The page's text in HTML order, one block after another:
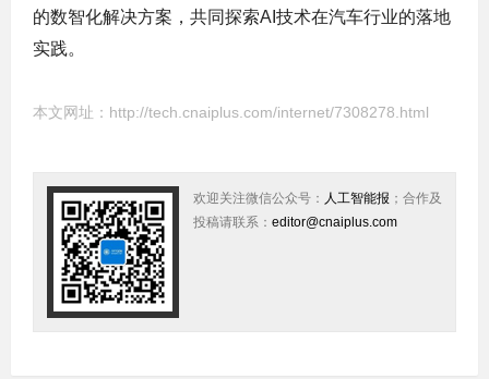
的数智化解决方案，共同探索AI技术在汽车行业的落地
实践。
本文网址： http://tech.cnaiplus.com/internet/7308278.html
欢迎关注微信公众号： 人工智能报 ；合作及
投稿请联系： editor@cnaiplus.com